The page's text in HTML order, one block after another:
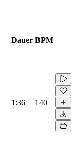
Dauer BPM
1:36 140